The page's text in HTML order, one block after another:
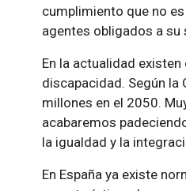
cumplimiento que no
agentes obligados a su
En la actualidad
discapacidad. Según la
millones en el 2050.
acabaremos
la igualdad y la
En España ya existe